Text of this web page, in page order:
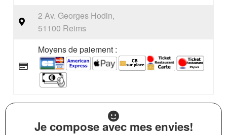
2 Av. Georges Hodin,
51100 Reims
Moyens de paiement :
Je compose avec mes envies!